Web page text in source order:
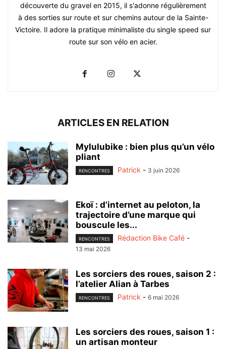
découverte du gravel en 2015, il s'adonne régulièrement
à des sorties sur route et sur chemins autour de la Sainte-
Victoire. Il adore la pratique minimaliste du single speed sur
route sur son vélo en acier.
ARTICLES EN RELATION
Mylulubike : bien plus qu’un vélo
pliant
RENCONTRES Patrick - 3 juin 2026
Ekoï : d’internet au peloton, la
trajectoire d’une marque qui
bouscule les...
RENCONTRES Rédaction Bike Café -
13 mai 2026
Les sorciers des roues, saison 2 :
l’atelier Alian à Tarbes
RENCONTRES Patrick - 6 mai 2026
Les sorciers des roues, saison 1 :
un artisan monteur